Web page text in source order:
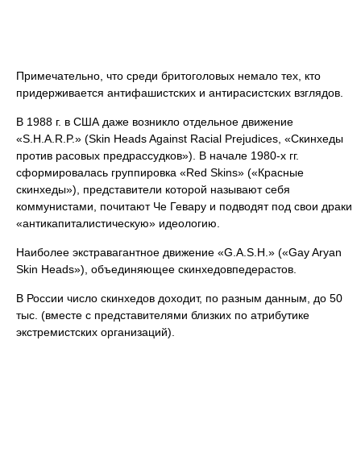
Примечательно, что среди бритоголовых немало тех, кто
придерживается антифашистских и антирасистских взглядов.
В 1988 г. в США даже возникло отдельное движение
«S.H.A.R.P.» (Skin Heads Against Racial Prejudices, «Скинхеды
против расовых предрассудков»). В начале 1980-х гг.
сформировалась группировка «Red Skins» («Красные
скинхеды»), представители которой называют себя
коммунистами, почитают Че Гевару и подводят под свои драки
«антикапиталистическую» идеологию.
Наиболее экстравагантное движение «G.A.S.H.» («Gay Aryan
Skin Heads»), объединяющее скинхедовпедерастов.
В России число скинхедов доходит, по разным данным, до 50
тыс. (вместе с представителями близких по атрибутике
экстремистских организаций).